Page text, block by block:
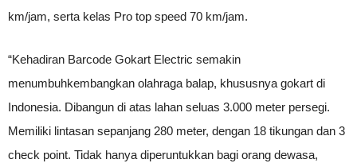
km/jam, serta kelas Pro top speed 70 km/jam.
“Kehadiran Barcode Gokart Electric semakin
menumbuhkembangkan olahraga balap, khususnya gokart di
Indonesia. Dibangun di atas lahan seluas 3.000 meter persegi.
Memiliki lintasan sepanjang 280 meter, dengan 18 tikungan dan 3
check point. Tidak hanya diperuntukkan bagi orang dewasa,